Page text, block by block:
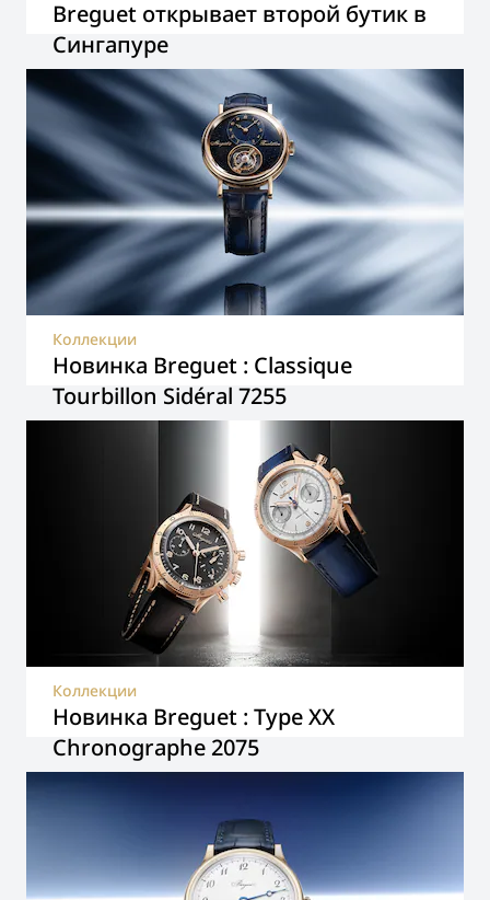
Breguet открывает второй бутик в
Сингапуре
Новинка Breguet : Classique
Tourbillon Sidéral 7255
Коллекции
Новинка Breguet : Type XX
Chronographe 2075
Коллекции